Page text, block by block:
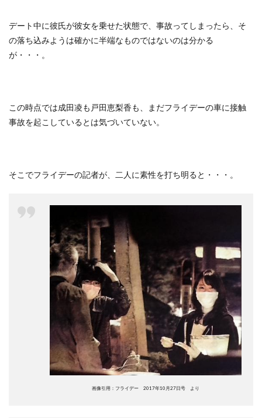
デート中に彼氏が彼女を乗せた状態で、事故ってしまったら、そ
の落ち込みようは確かに半端なものではないのは分かる
が・・・。
この時点では成田凌も戸田恵梨香も、まだフライデーの車に接触
事故を起こしているとは気づいていない。
そこでフライデーの記者が、二人に素性を打ち明ると・・・。
画像引用：フライデー 2017年10月27日号 より